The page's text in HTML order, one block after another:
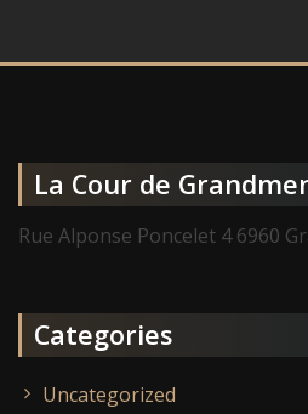
La Cour de
Rue Alponse Poncelet 4 6960
Categories
Uncategorized